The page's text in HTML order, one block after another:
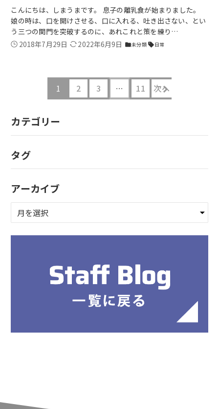
こんにちは、しまうまです。 息子の離乳食が始まりました。
娘の時は、口を開けさせる、口に入れる、吐き出さない、とい
う三つの関門を突破するのに、あれこれと策を練り…
2018年7月29日
2022年6月9日 folder未分類 sell日常
1 2 3 … 11 次へ
カテゴリー
タグ
アーカイブ